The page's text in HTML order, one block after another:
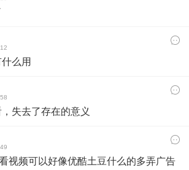
么用
失去了存在的意义
视频可以好像优酷土豆什么的多弄广告